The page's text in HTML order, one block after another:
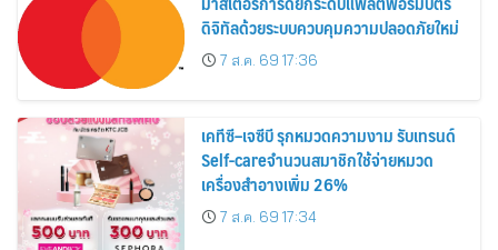
ดิจิทัลด้วยระบบควบคุมความปลอดภัยใหม่
7 ส.ค. 69 17:36
เคทีซี–เจซีบี รุกหมวดความงาม รับเทรนด์
Self-careจำนวนสมาชิกใช้จ่ายหมวด
เครื่องสำอางเพิ่ม 26%
7 ส.ค. 69 17:34